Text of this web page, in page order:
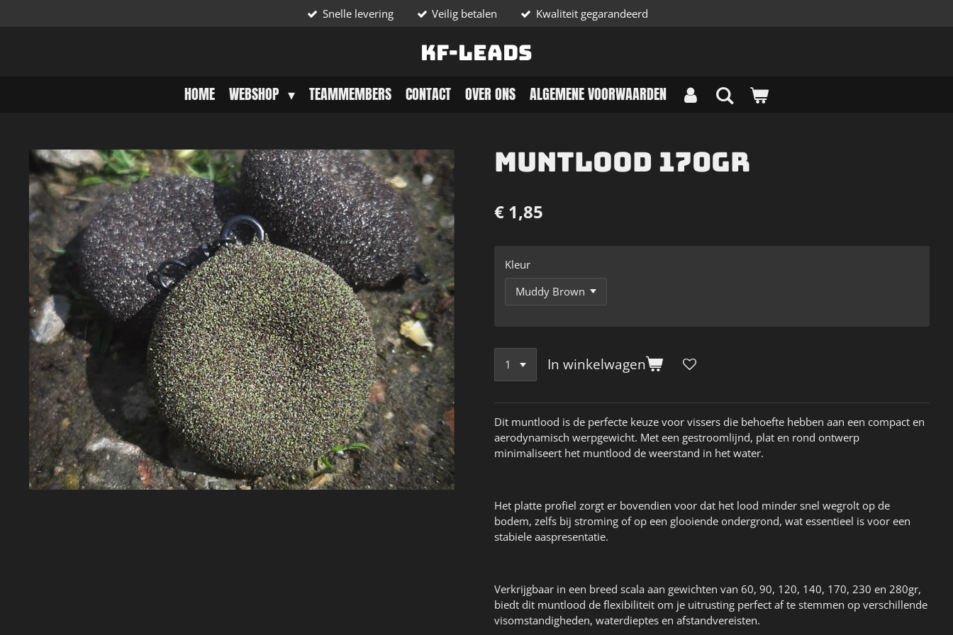
Snelle levering Veilig betalen Kwaliteit gegarandeerd
KF-Leads
HOME WEBSHOP TEAMMEMBERS CONTACT OVER ONS ALGEMENE VOORWAARDEN
Muntlood 170gr
€ 1,85
Kleur
In winkelwagen
Dit muntlood is de perfecte keuze voor vissers die behoefte hebben aan een compact en
aerodynamisch werpgewicht. Met een gestroomlijnd, plat en rond ontwerp
minimaliseert het muntlood de weerstand in het water.
Het platte profiel zorgt er bovendien voor dat het lood minder snel wegrolt op de
bodem, zelfs bij stroming of op een glooiende ondergrond, wat essentieel is voor een
stabiele aaspresentatie.
Verkrijgbaar in een breed scala aan gewichten van 60, 90, 120, 140, 170, 230 en 280gr,
biedt dit muntlood de flexibiliteit om je uitrusting perfect af te stemmen op verschillende
visomstandigheden, waterdieptes en afstandvereisten.